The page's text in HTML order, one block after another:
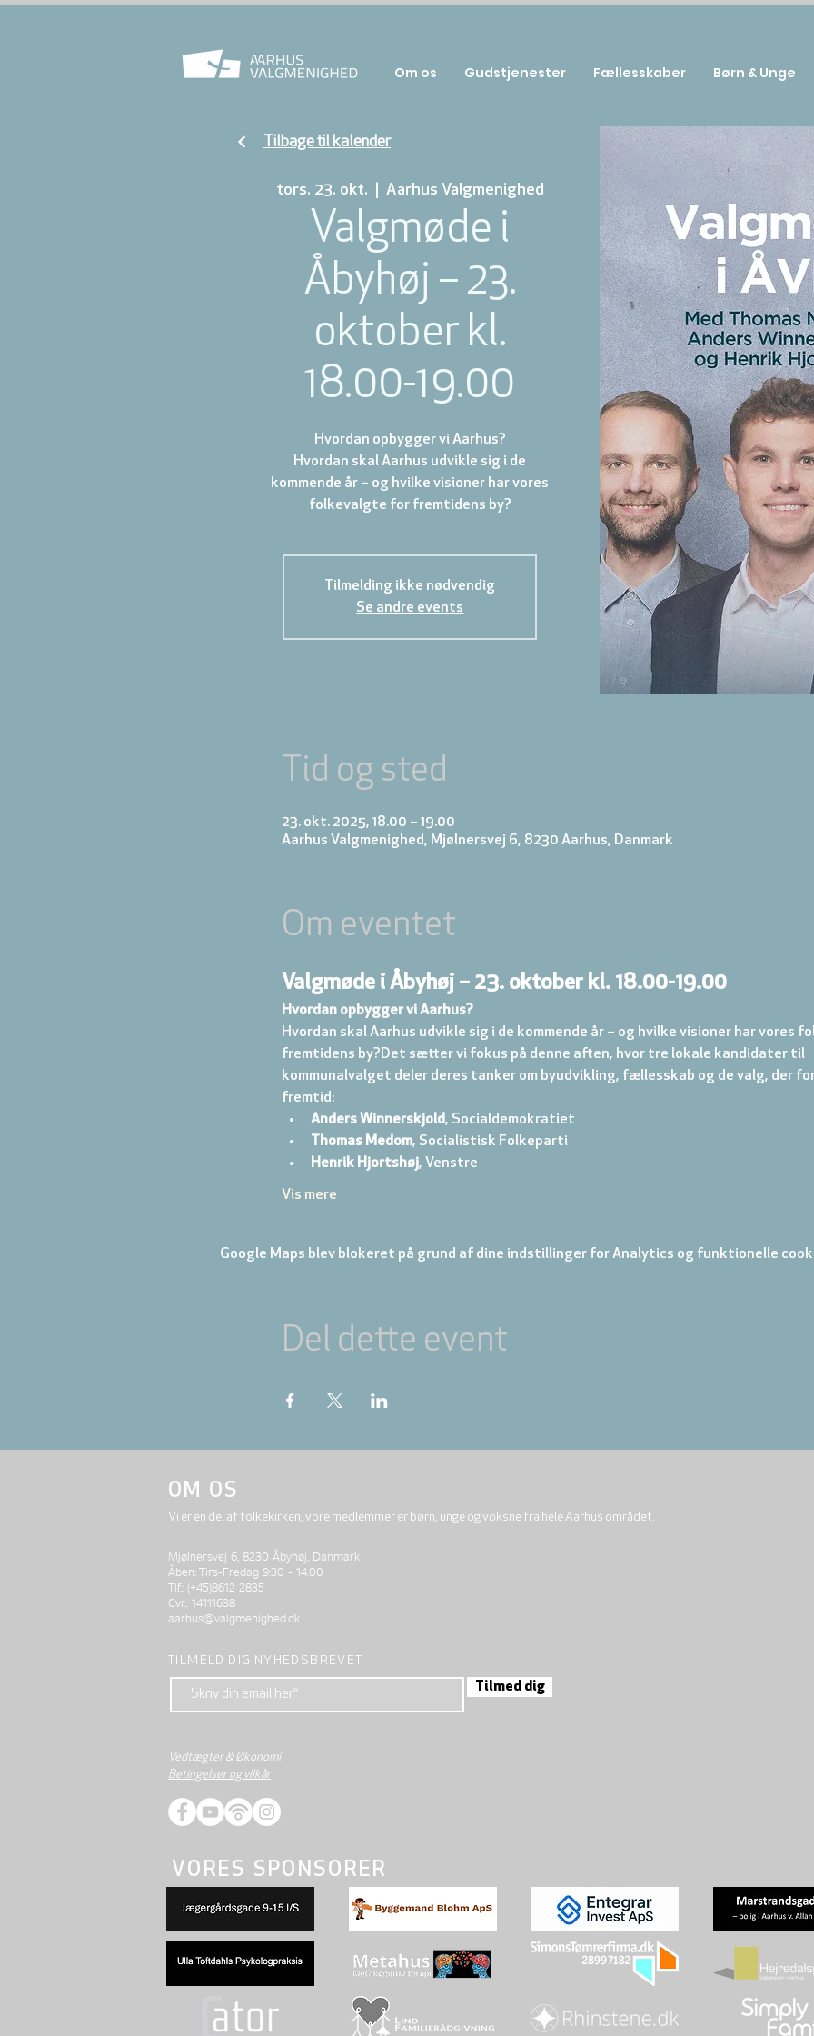
tors. 23. okt. Aarhus Valgmenighed
Valgmøde i
Åbyhøj – 23.
oktober kl.
18.00-19.00
Hvordan opbygger vi Aarhus?
Hvordan skal Aarhus udvikle sig i de
kommende år – og hvilke visioner har vores
Tilmelding ikke nødvendig
Se andre events
Tid og sted
23. okt. 2025, 18.00 – 19.00
Aarhus Valgmenighed, Mjølnersvej 6, 8230 Aarhus, Danmark
Om eventet
Valgmøde i Åbyhøj – 23. oktober kl. 18.00-19.00
Hvordan opbygger vi Aarhus?
Hvordan skal Aarhus udvikle sig i de kommende år – og hvilke visioner har vores
fremtidens by?Det sætter vi fokus på denne aften, hvor tre lokale kandidater til
kommunalvalget deler deres tanker om byudvikling, fællesskab og de valg, der
fremtid:
Anders Winnerskjold, Socialdemokratiet
Thomas Medom, Socialistisk Folkeparti
Henrik Hjortshøj, Venstre
Vis mere
Google Maps blev blokeret på grund af dine indstillinger for Analytics og funktionelle
Del dette event
Tilbage til kalender
Om os Gudstjenester Fællesskaber Børn & Unge
OM OS
Vi er en del af folkekirken, vore medlemmer er børn, unge og voksne fra hele Aarhus området.
Mjølnersvej 6, 8230 Åbyhøj, Danmark
Åben: Tirs-Fredag 9:30 - 14.00
Tlf.: (+45)8612 2835
Cvr.: 14111638
aarhus@valgmenighed.dk
TILMELD DIG NYHEDSBREVET
Tilmed dig
Vedtægter & Økonomi
Betingelser og vilkår
VORES SPONSORER